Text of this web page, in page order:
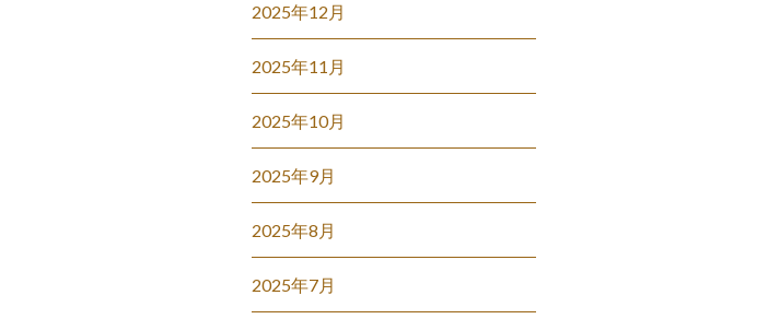
2025年12月
2025年11月
2025年10月
2025年9月
2025年8月
2025年7月